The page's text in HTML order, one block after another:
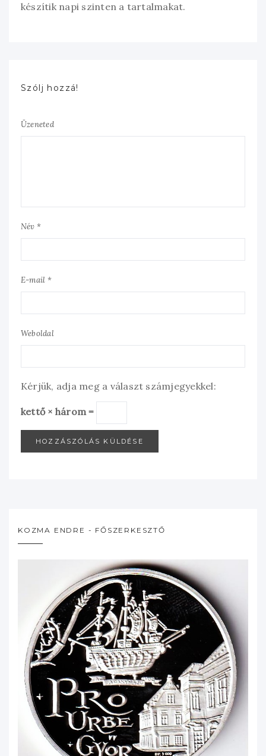
készítik napi szinten a tartalmakat.
Szólj hozzá!
Üzeneted
Név *
E-mail *
Weboldal
Kérjük, adja meg a választ számjegyekkel:
kettő × három =
KOZMA ENDRE - FŐSZERKESZTŐ